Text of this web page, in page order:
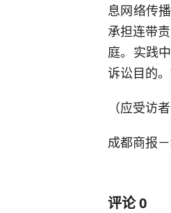
息网络传
承担连带
庭。实践
诉讼目的。
（应受访
成都商报
评论0